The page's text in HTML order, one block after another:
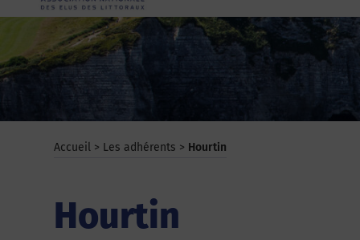
Accueil > Les adhérents > Hourtin
Hourtin